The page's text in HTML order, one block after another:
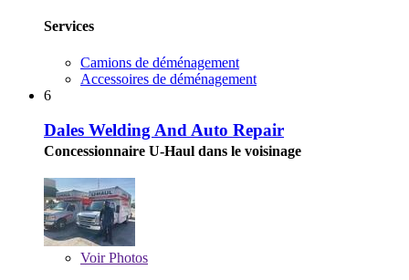
Services
Camions de déménagement
Accessoires de déménagement
6
Dales Welding And Auto Repair
Concessionnaire U-Haul dans le voisinage
VoirPhotos